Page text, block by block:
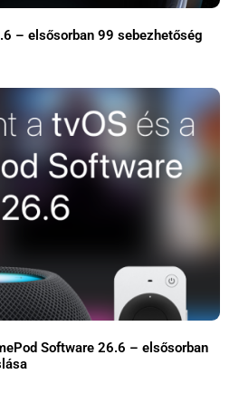
– elsősorban 99 sebezhetőség
Software 26.6 – elsősorban